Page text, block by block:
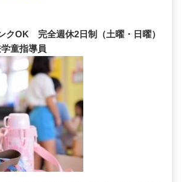
クOK 完全週休2日制（土曜・日曜）
童指導員